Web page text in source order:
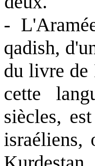
-
qadish,
du livre de
cette
siècles,
israéliens,